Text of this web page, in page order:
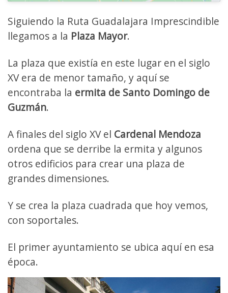
Siguiendo la Ruta Guadalajara Imprescindible
llegamos a la Plaza Mayor.
La plaza que existía en este lugar en el siglo
XV era de menor tamaño, y aquí se
encontraba la ermita de Santo Domingo de
Guzmán.
A finales del siglo XV el Cardenal Mendoza
ordena que se derribe la ermita y algunos
otros edificios para crear una plaza de
grandes dimensiones.
Y se crea la plaza cuadrada que hoy vemos,
con soportales.
El primer ayuntamiento se ubica aquí en esa
época.